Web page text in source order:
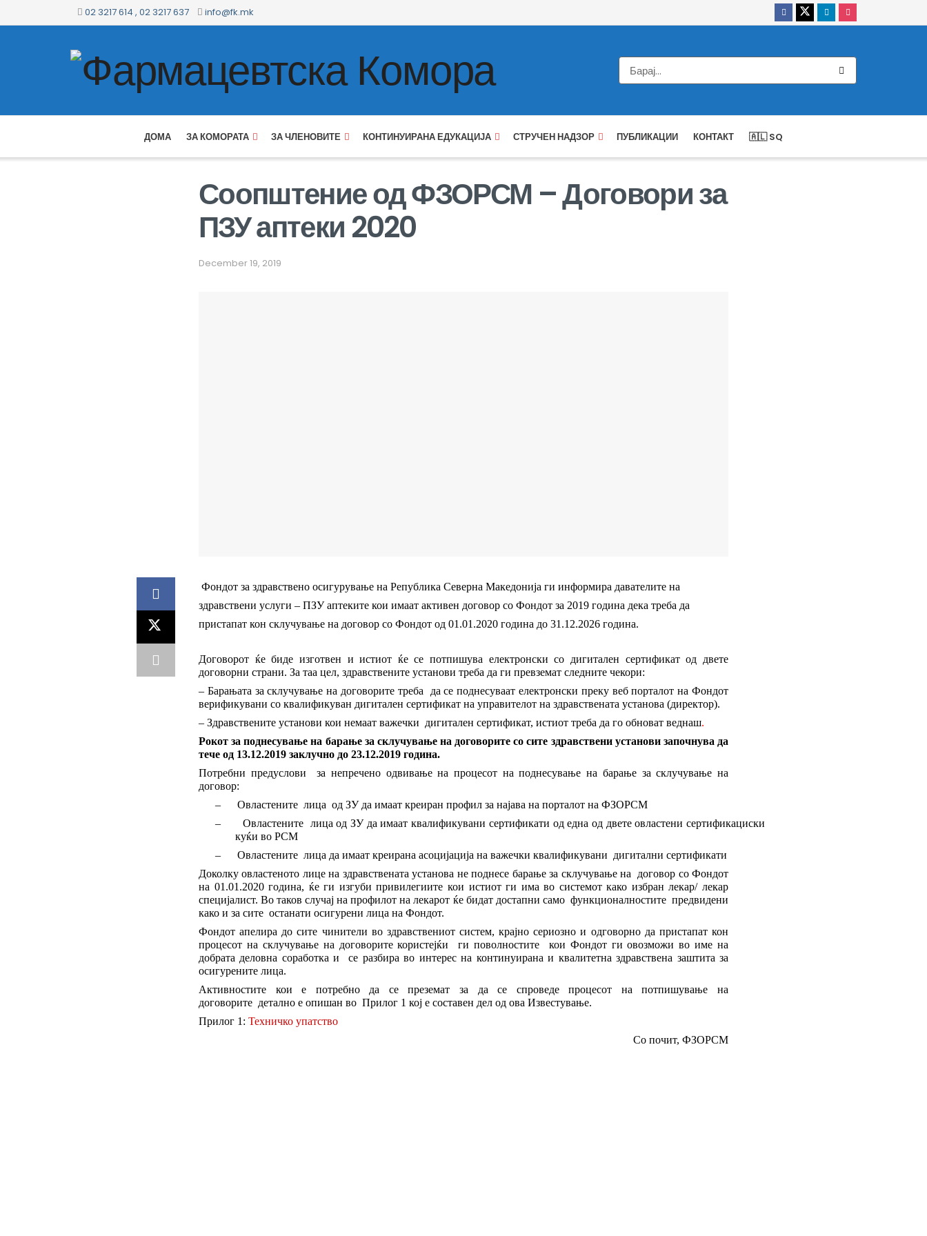
02 3217 614 , 02 3217 637 info@fk.mk
ДОМА ЗА КОМОРАТА ЗА ЧЛЕНОВИТЕ КОНТИНУИРАНА ЕДУКАЦИЈА СТРУЧЕН НАДЗОР ПУБЛИКАЦИИ КОНТАКТ 🇦🇱 SQ
Соопштение од ФЗОРСМ – Договори за
ПЗУ аптеки 2020
December 19, 2019
Фондот за здравствено осигурување на Република Северна Македонија ги информира давателите на
здравствени услуги – ПЗУ аптеките кои имаат активен договор со Фондот за 2019 година дека треба да
пристапат кон склучување на договор со Фондот од 01.01.2020 година до 31.12.2026 година.
Договорот ќе биде изготвен и истиот ќе се потпишува електронски со дигитален сертификат од двете
договорни страни. За таа цел, здравствените установи треба да ги превземат следните чекори:
– Барањата за склучување на договорите треба да се поднесуваат електронски преку веб порталот на Фондот
верификувани со квалификуван дигитален сертификат на управителот на здравствената установа (директор).
– Здравствените установи кои немаат важечки дигитален сертификат, истиот треба да го обноват веднаш.
Рокот за поднесување на барање за склучување на договорите со сите здравствени установи започнува да
тече од 13.12.2019 заклучно до 23.12.2019 година.
Потребни предуслови за непречено одвивање на процесот на поднесување на барање за склучување на
договор:
–
Овластените лица од ЗУ да имаат креиран профил за најава на порталот на ФЗОРСМ
–
Овластените лица од ЗУ да имаат квалификувани сертификати од една од двете овластени сертификациски
куќи во РСМ
–
Овластените лица да имаат креирана асоцијација на важечки квалификувани дигитални сертификати
Доколку овластеното лице на здравствената установа не поднесе барање за склучување на договор со Фондот
на 01.01.2020 година, ќе ги изгуби привилегиите кои истиот ги има во системот како избран лекар/ лекар
специјалист. Во таков случај на профилот на лекарот ќе бидат достапни само функционалностите предвидени
како и за сите останати осигурени лица на Фондот.
Фондот апелира до сите чинители во здравствениот систем, крајно сериозно и одговорно да пристапат кон
процесот на склучување на договорите користејќи ги поволностите кои Фондот ги овозможи во име на
добрата деловна соработка и се разбира во интерес на континуирана и квалитетна здравствена заштита за
осигурените лица.
Активностите кои е потребно да се преземат за да се спроведе процесот на потпишување на
договорите детално е опишан во Прилог 1 кој е составен дел од ова Известување.
Прилог 1: Техничко упатство
Со почит, ФЗОРСМ